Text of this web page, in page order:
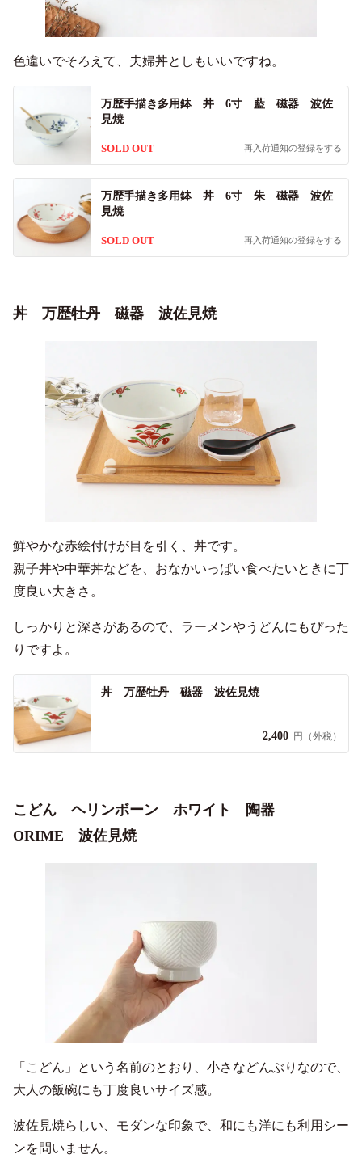
色違いでそろえて、夫婦丼としもいいですね。
万歴手描き多用鉢 丼 6寸 藍 磁器 波佐
見焼
SOLD OUT 再入荷通知の登録をする
万歴手描き多用鉢 丼 6寸 朱 磁器 波佐
見焼
SOLD OUT 再入荷通知の登録をする
丼 万歴牡丹 磁器 波佐見焼
鮮やかな赤絵付けが目を引く、丼です。
親子丼や中華丼などを、おなかいっぱい食べたいときに丁
度良い大きさ。
しっかりと深さがあるので、ラーメンやうどんにもぴった
りですよ。
丼 万歴牡丹 磁器 波佐見焼
2,400 円（外税）
こどん ヘリンボーン ホワイト 陶器
ORIME 波佐見焼
「こどん」という名前のとおり、小さなどんぶりなので、
大人の飯碗にも丁度良いサイズ感。
波佐見焼らしい、モダンな印象で、和にも洋にも利用シー
ンを問いません。